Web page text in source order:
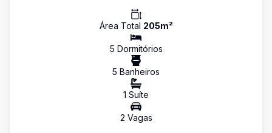
Área Total 205m²
5 Dormitórios
5 Banheiros
1 Suíte
2 Vagas